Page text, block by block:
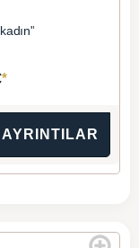
*
AYRINTILAR